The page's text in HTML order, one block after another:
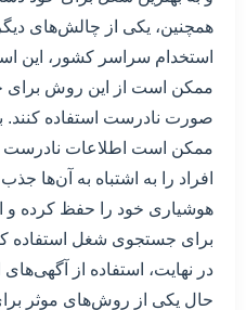
همچنین، یکی از چالش‌های
استخدام سراسر کشور، این
ممکن است از این روش برای
صورت نادرست استفاده کنند.
ممکن است اطلاعات نادرست یا
افراد را به اشتباه به آن‌ها
هوشیاری خود را حفظ کرده و
برای جستجوی شغل استفاده
در نهایت، استفاده از
حال یکی از روش‌های موثر